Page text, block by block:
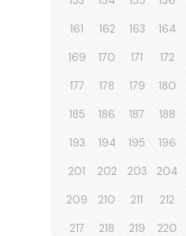
161 162 163 164
169 170 171 172
177 178 179 180
185 186 187 188
193 194 195 196
201 202 203 204
209 210 211 212
217 218 219 220